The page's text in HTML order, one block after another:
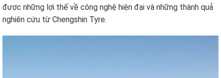
được những lợi thế về công nghệ hiện đại và những thành quả
nghiên cứu từ Chengshin Tyre.